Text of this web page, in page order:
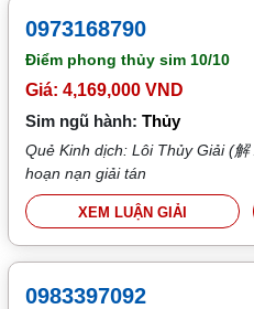
0973168790
Điểm phong thủy sim 10/10
Giá: 4,169,000 VND
Sim ngũ hành:Thủy
Quẻ Kinh dịch: Lôi Thủy Giải (
hoạn nạn giải tán
XEM LUẬN GIẢI
0983397092